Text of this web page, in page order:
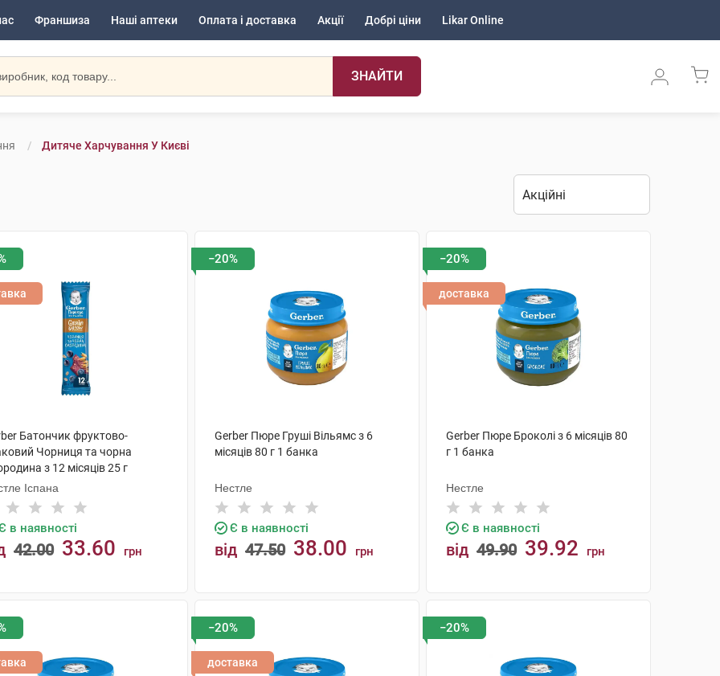
Франшиза Наші аптеки Оплата і доставка Акції Добрі ціни Likar Online
ЗНАЙТИ
Дитяче Харчування У Києві
Батончик фруктово-
Чорниця та чорна
з 12 місяців 25 г
Іспана
в наявності
42.00 33.60 грн
−20%
Gerber Пюре Груші Вільямс з 6
місяців 80 г 1 банка
Нестле
Є в наявності
від 47.50 38.00 грн
−20%
доставка
Gerber Пюре Броколі з 6 місяців 80
г 1 банка
Нестле
Є в наявності
від 49.90 39.92 грн
−20%
доставка
−20%